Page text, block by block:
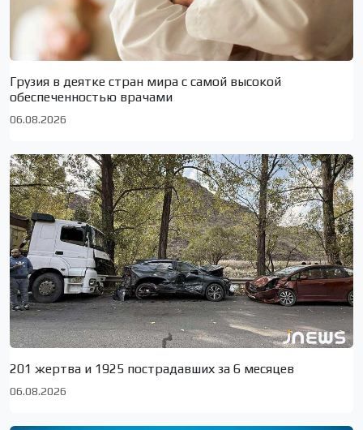
Грузия в деятке стран мира с самой высокой
обеспеченностью врачами
06.08.2026
201 жертва и 1925 пострадавших за 6 месяцев
06.08.2026